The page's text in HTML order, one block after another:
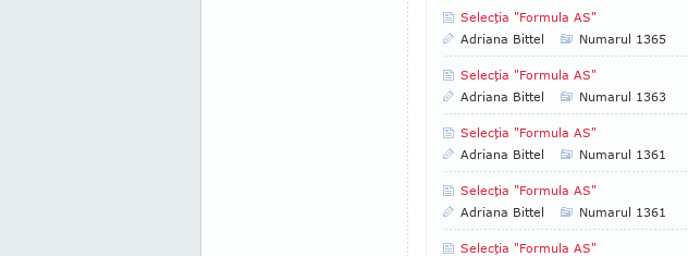
Selecţia "Formula AS"
Adriana Bittel
Numarul 1365
Selecţia "Formula AS"
Adriana Bittel
Numarul 1363
Selecţia "Formula AS"
Adriana Bittel
Numarul 1361
Selecţia "Formula AS"
Adriana Bittel
Numarul 1361
Selecţia "Formula AS"